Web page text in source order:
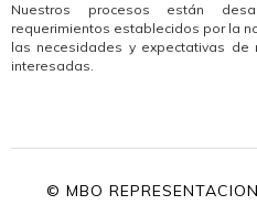
Nuestros procesos están
requerimientos establecidos por la
las necesidades y expectativas
interesadas.
© MBO